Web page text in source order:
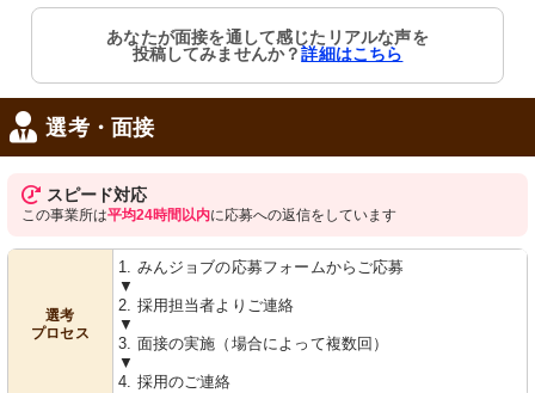
あなたが面接を通して感じたリアルな声を
投稿してみませんか？詳細はこちら
選考・面接
スピード対応
この事業所は平均24時間以内に応募への返信をしています
選考
プロセス
1. みんジョブの応募フォームからご応募
▼
2. 採用担当者よりご連絡
▼
3. 面接の実施（場合によって複数回）
▼
4. 採用のご連絡